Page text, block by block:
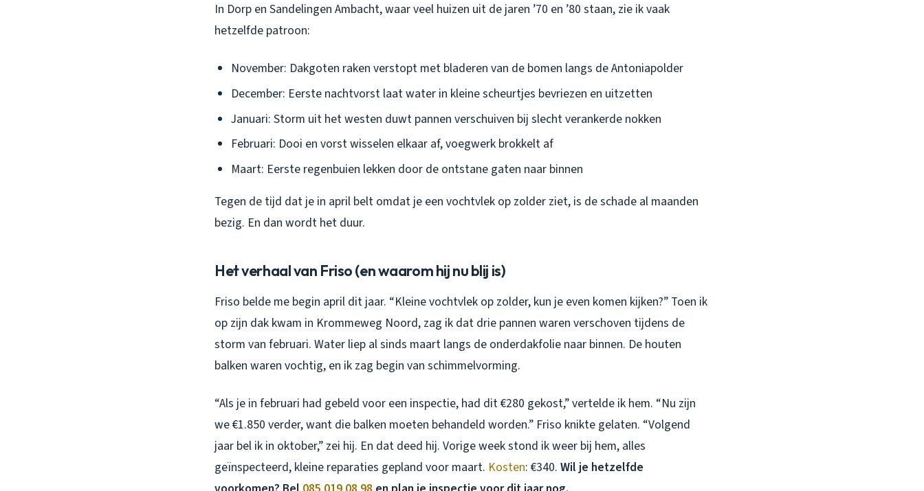
In Dorp en Sandelingen Ambacht, waar veel huizen uit de jaren ’70 en ’80 staan, zie ik vaak
hetzelfde patroon:
November: Dakgoten raken verstopt met bladeren van de bomen langs de Antoniapolder
December: Eerste nachtvorst laat water in kleine scheurtjes bevriezen en uitzetten
Januari: Storm uit het westen duwt pannen verschuiven bij slecht verankerde nokken
Februari: Dooi en vorst wisselen elkaar af, voegwerk brokkelt af
Maart: Eerste regenbuien lekken door de ontstane gaten naar binnen
Tegen de tijd dat je in april belt omdat je een vochtvlek op zolder ziet, is de schade al maanden
bezig. En dan wordt het duur.
Het verhaal van Friso (en waarom hij nu blij is)
Friso belde me begin april dit jaar. “Kleine vochtvlek op zolder, kun je even komen kijken?” Toen ik
op zijn dak kwam in Krommeweg Noord, zag ik dat drie pannen waren verschoven tijdens de
storm van februari. Water liep al sinds maart langs de onderdakfolie naar binnen. De houten
balken waren vochtig, en ik zag begin van schimmelvorming.
“Als je in februari had gebeld voor een inspectie, had dit €280 gekost,” vertelde ik hem. “Nu zijn
we €1.850 verder, want die balken moeten behandeld worden.” Friso knikte gelaten. “Volgend
jaar bel ik in oktober,” zei hij. En dat deed hij. Vorige week stond ik weer bij hem, alles
geïnspecteerd, kleine reparaties gepland voor maart. Kosten: €340. Wil je hetzelfde